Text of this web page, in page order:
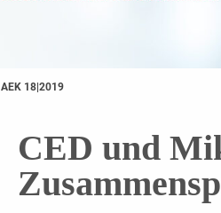
AEK 18|2019
CED und